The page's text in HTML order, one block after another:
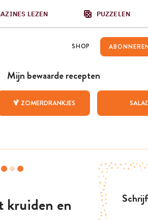
LEZEN PUZZELEN
SHOP
Mijn bewaarde recepten
🍹 ZOMERDRANKJES
en